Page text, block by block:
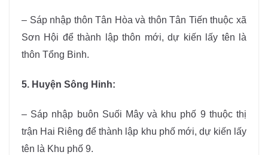
– Sáp nhập thôn Tân Hòa và thôn Tân Tiến thuộc xã
Sơn Hội để thành lập thôn mới, dự kiến lấy tên là
thôn Tổng Binh.
5. Huyện Sông Hinh:
– Sáp nhập buôn Suối Mây và khu phố 9 thuộc thị
trận Hai Riêng để thành lập khu phố mới, dự kiến lấy
tên là Khu phố 9.